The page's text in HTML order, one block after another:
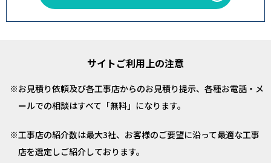
サイトご利用上の注意
お見積り依頼及び各工事店からのお見積り提示、各種お電話・メ
ールでの相談はすべて「無料」になります。
工事店の紹介数は最大3社、お客様のご要望に沿って最適な工事
店を選定しご紹介しております。